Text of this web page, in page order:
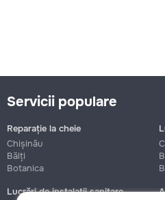
Servicii populare
Reparație la cheie
Chișinău
Bălți
Botanica
Lucrări de instalații sanitare